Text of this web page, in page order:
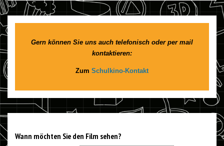
Gern können Sie uns auch telefonisch oder per mail
kontaktieren:
Zum Schulkino-Kontakt
Wann möchten Sie den Film sehen?